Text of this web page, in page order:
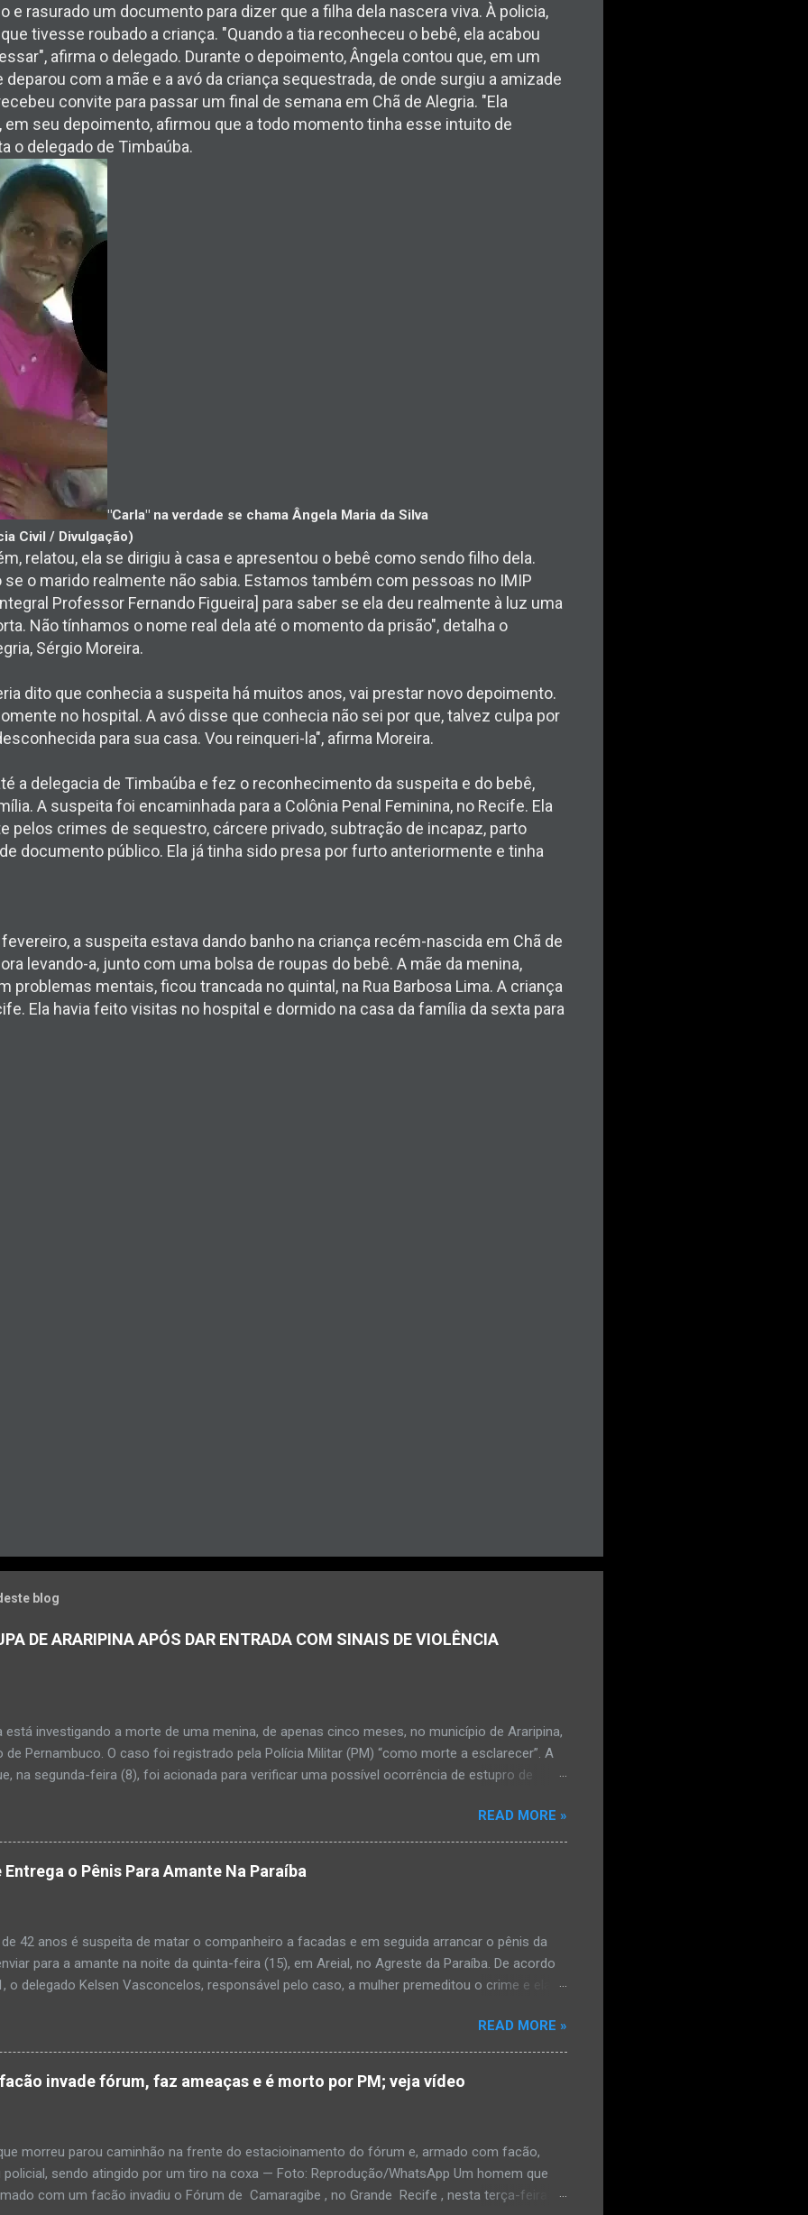
e rasurado um documento para dizer que a filha dela nascera viva. À policia,
tivesse roubado a criança. "Quando a tia reconheceu o bebê, ela acabou
afirma o delegado. Durante o depoimento, Ângela contou que, em um
com a mãe e a avó da criança sequestrada, de onde surgiu a amizade
convite para passar um final de semana em Chã de Alegria. "Ela
seu depoimento, afirmou que a todo momento tinha esse intuito de
o delegado de Timbaúba.
"Carla" na verdade se chama Ângela Maria da Silva
Civil / Divulgação)
relatou, ela se dirigiu à casa e apresentou o bebê como sendo filho dela.
o marido realmente não sabia. Estamos também com pessoas no IMIP
Professor Fernando Figueira] para saber se ela deu realmente à luz uma
Não tínhamos o nome real dela até o momento da prisão", detalha o
Sérgio Moreira.
dito que conhecia a suspeita há muitos anos, vai prestar novo depoimento.
no hospital. A avó disse que conhecia não sei por que, talvez culpa por
para sua casa. Vou reinqueri-la", afirma Moreira.
a delegacia de Timbaúba e fez o reconhecimento da suspeita e do bebê,
A suspeita foi encaminhada para a Colônia Penal Feminina, no Recife. Ela
pelos crimes de sequestro, cárcere privado, subtração de incapaz, parto
documento público. Ela já tinha sido presa por furto anteriormente e tinha
a suspeita estava dando banho na criança recém-nascida em Chã de
levando-a, junto com uma bolsa de roupas do bebê. A mãe da menina,
problemas mentais, ficou trancada no quintal, na Rua Barbosa Lima. A criança
Ela havia feito visitas no hospital e dormido na casa da família da sexta para
blog
DE ARARIPINA APÓS DAR ENTRADA COM SINAIS DE VIOLÊNCIA
está investigando a morte de uma menina, de apenas cinco meses, no município de Araripina,
de Pernambuco. O caso foi registrado pela Polícia Militar (PM) “como morte a esclarecer”. A
na segunda-feira (8), foi acionada para verificar uma possível ocorrência de estupro de
da PM mostra que, segundo informações passadas pela equipe médica, a vítima estava
de desidratação e desnutrição, além de apresentar ruptura anal e vaginal. Os pais
que a criança estava apresentando, desde sábado (6), alguns sinais de mal-estar. Segundo
pais só levaram a menina para UPA após uma piora no estado de saúde, na segunda-feira pela
O...
READ MORE »
o Pênis Para Amante Na Paraíba
42 anos é suspeita de matar o companheiro a facadas e em seguida arrancar o pênis da
para a amante na noite da quinta-feira (15), em Areial, no Agreste da Paraíba. De acordo
o delegado Kelsen Vasconcelos, responsável pelo caso, a mulher premeditou o crime e ela
manhã desta sexta-feira (16), que antes de cometer o crime, a suspeita também escreveu uma
para o filho mais velho, de 18 anos. “Na carta ela pede para que o filho mais velho, fruto
relacionamento, deixe os dois irmãos mais novos com parentes da família. Ela já havia
todo o crime”. Após matar o companheiro a facadas e cortar o pênis dele, a mulher ainda
READ MORE »
invade fórum, faz ameaças e é morto por PM; veja vídeo
morreu parou caminhão na frente do estacioinamento do fórum e, armado com facão,
policial, sendo atingido por um tiro na coxa — Foto: Reprodução/WhatsApp Um homem que
com um facão invadiu o Fórum de Camaragibe , no Grande Recife , nesta terça-feira